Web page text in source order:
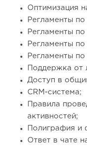
Оптимизация
Регламенты по
Регламенты по
Регламенты по
Регламенты
Поддержка от
Доступ в
CRM-система;
Правила
активностей;
Полиграфия и
Ответ в чате